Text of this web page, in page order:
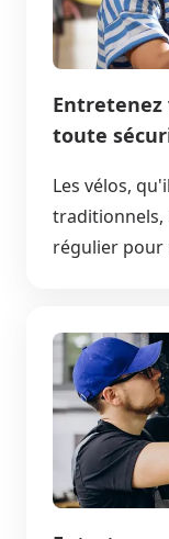
toute
Les vélos,
traditionnels,
régulier pour